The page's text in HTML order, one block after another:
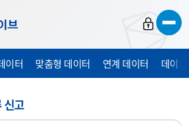
이터 맞춤형 데이터 연계 데이터 데이
신고